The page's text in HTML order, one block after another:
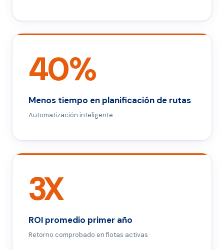
40%
Menos tiempo en planificación de rutas
Automatización inteligente
3X
ROI promedio primer año
Retorno comprobado en flotas activas